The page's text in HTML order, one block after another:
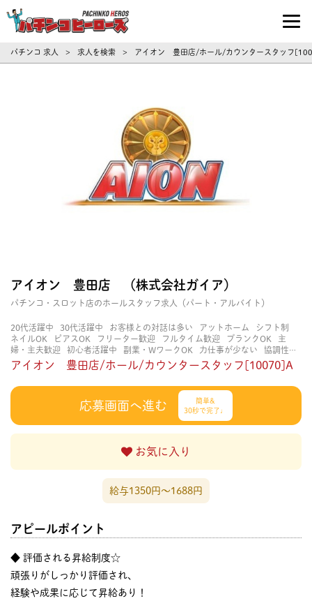
パチンコ求人・転職ならパチンコヒーロ
パチンコ 求人 > 求人を検索 > アイオン 豊田店/ホール/カウンタースタッフ
アイオン 豊田店 （株式会社ガイア）
パチンコ・スロット店のホールスタッフ求人（パート・アルバイト）
20代活躍中 30代活躍中 お客様との対話は多い アットホーム
シフト制
ネイルOK
ピアスOK フリーター歓迎 フルタイム歓迎 ブランクOK
主
婦・主夫歓迎
初心者活躍中 副業・WワークOK 力仕事が少ない
協調性が
ある
即日勤務OK 大学生歓迎 扶養内勤務OK 未経験・初心者OK
男性が
多い
知識・経験不要 研修あり 立ち仕事 経験者・有資格者歓迎
自分の都
由
アイオン 豊田店/ホール/カウンタースタッフ[10070]A
応募画面へ進む
簡単&
30秒で完了♩
お気に入り
給与1350円〜1688円
アピールポイント
◆ 評価される昇給制度☆
頑張りがしっかり評価され、
経験や成果に応じて昇給あり！